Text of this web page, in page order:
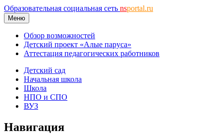
Образовательная социальная сеть nsportal.ru
Меню
Обзор возможностей
Детский проект «Алые паруса»
Аттестация педагогических работников
Детский сад
Начальная школа
Школа
НПО и СПО
ВУЗ
Навигация